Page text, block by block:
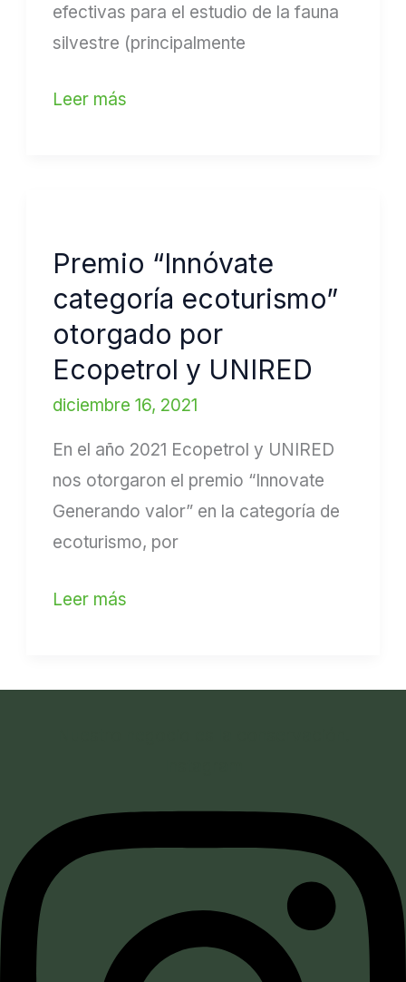
efectivas para el estudio de la fauna
silvestre (principalmente
Leer más
Premio “Innóvate
categoría ecoturismo”
otorgado por
Ecopetrol y UNIRED
diciembre 16, 2021
En el año 2021 Ecopetrol y UNIRED
nos otorgaron el premio “Innovate
Generando valor” en la categoría de
ecoturismo, por
categoría
ecoturismo”
otorgado
por
Ecopetrol
UNIRED
Leer más